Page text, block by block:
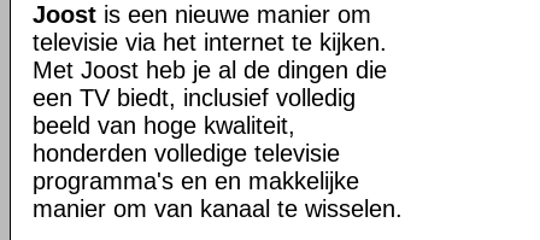
Joost is een nieuwe manier om
televisie via het internet te kijken.
Met Joost heb je al de dingen die
een TV biedt, inclusief volledig
beeld van hoge kwaliteit,
honderden volledige televisie
programma's en en makkelijke
manier om van kanaal te wisselen.